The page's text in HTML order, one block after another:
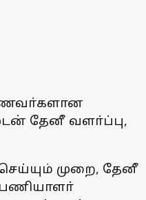
தேனீ வளா்ப்பு,
முறை, தேனீ
பணியாளா்